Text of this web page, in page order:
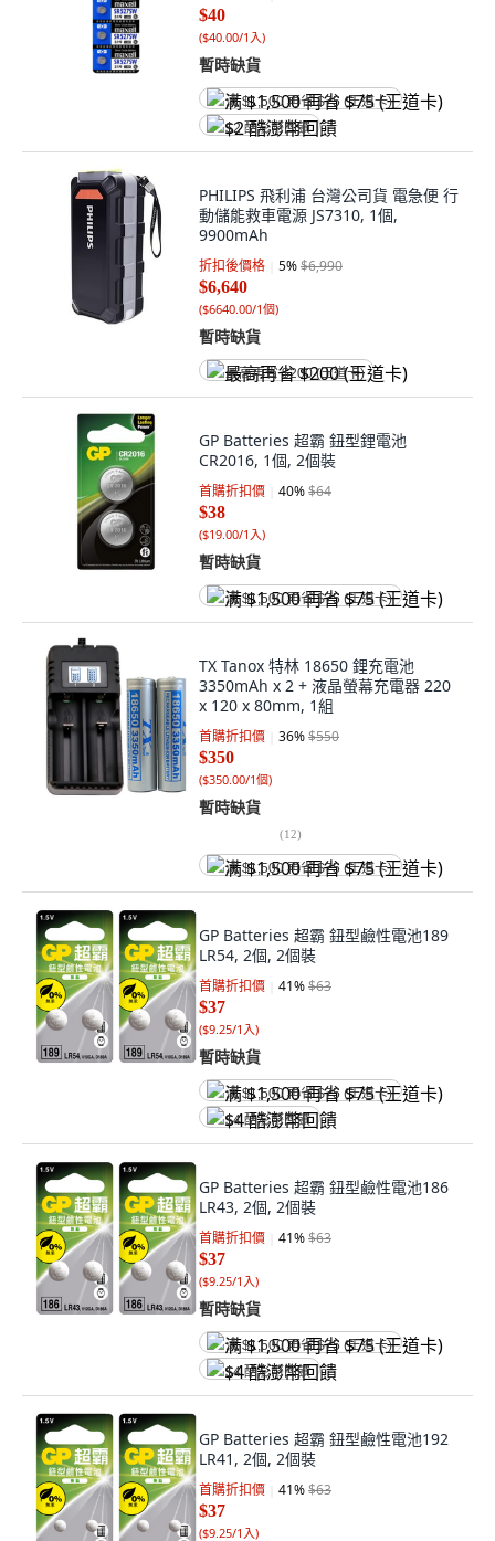
$40
($40.00/1入)
暫時缺貨
满 $1,500 再省 $75 (王道卡)
$2 酷澎幣回饋
PHILIPS 飛利浦 台灣公司貨 電急便 行
動儲能救車電源 JS7310, 1個,
9900mAh
折扣後價格 5%$6,990
$6,640
($6640.00/1個)
暫時缺貨
最高再省 $200 (王道卡)
GP Batteries 超霸 鈕型鋰電池
CR2016, 1個, 2個裝
首購折扣價 40%$64
$38
($19.00/1入)
暫時缺貨
满 $1,500 再省 $75 (王道卡)
TX Tanox 特林 18650 鋰充電池
3350mAh x 2 + 液晶螢幕充電器 220
x 120 x 80mm, 1組
首購折扣價 36%$550
$350
($350.00/1個)
暫時缺貨
(12)
满 $1,500 再省 $75 (王道卡)
GP Batteries 超霸 鈕型鹼性電池189
LR54, 2個, 2個裝
首購折扣價 41%$63
$37
($9.25/1入)
暫時缺貨
满 $1,500 再省 $75 (王道卡)
$4 酷澎幣回饋
GP Batteries 超霸 鈕型鹼性電池186
LR43, 2個, 2個裝
首購折扣價 41%$63
$37
($9.25/1入)
暫時缺貨
满 $1,500 再省 $75 (王道卡)
$4 酷澎幣回饋
GP Batteries 超霸 鈕型鹼性電池192
LR41, 2個, 2個裝
首購折扣價 41%$63
$37
($9.25/1入)